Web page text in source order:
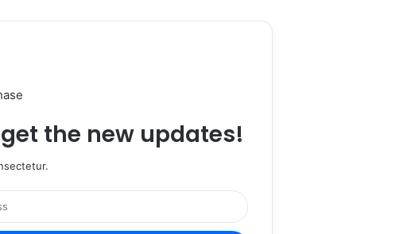
the new updates!